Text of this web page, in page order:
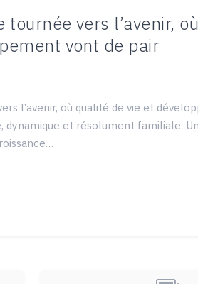
tournée vers l’avenir,
vont de pair
l’avenir, où qualité de vie et
dynamique et résolument familiale.